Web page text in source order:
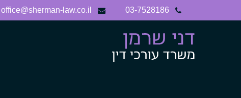
03-7528186
office@sherman-law.co.il